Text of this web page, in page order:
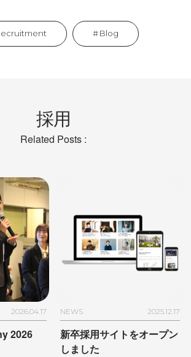
Blog
採用
Related Posts :
2026.04.17
2026
NEWS 2025.12.17
新卒採用サイトをオープン
しました